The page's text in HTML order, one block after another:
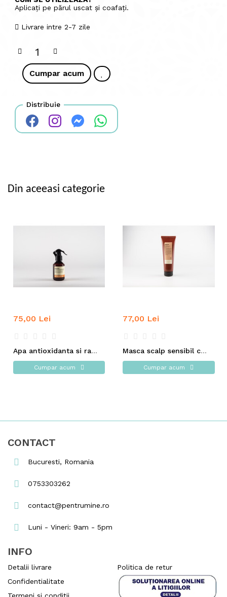
Aplicați pe părul uscat și coafați.
Livrare intre 2-7 zile
Cumpar acum
Distribuie
Din aceeasi categorie
75,00 Lei
Apa antioxidanta si racoritoare pentru par si corp - INSIGHT
Cumpar acum
77,00 Lei
Masca scalp sensibil cu extract de dovleac - INSIGHT
Cumpar acum
CONTACT
Bucuresti, Romania
0753303262
contact@pentrumine.ro
Luni - Vineri: 9am - 5pm
INFO
Detalii livrare
Confidentialitate
Termeni si conditii
Politica de retur